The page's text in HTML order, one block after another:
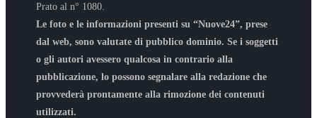
Prato al n° 1080.
Le foto e le informazioni presenti su “Nuove24”, prese
dal web, sono valutate di pubblico dominio. Se i soggetti
o gli autori avessero qualcosa in contrario alla
pubblicazione, lo possono segnalare alla redazione che
provvederà prontamente alla rimozione dei contenuti
utilizzati.